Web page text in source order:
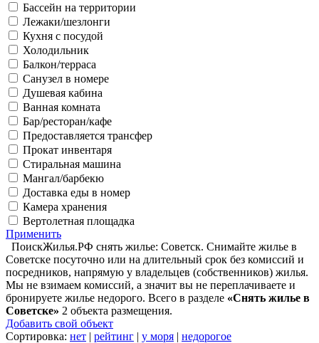
Бассейн на территории
Лежаки/шезлонги
Кухня с посудой
Холодильник
Балкон/терраса
Санузел в номере
Душевая кабина
Ванная комната
Бар/ресторан/кафе
Предоставляется трансфер
Прокат инвентаря
Стиральная машина
Мангал/барбекю
Доставка еды в номер
Камера хранения
Вертолетная площадка
Применить
ПоискЖилья.РФ снять жилье: Советск. Снимайте жилье в
Советске посуточно или на длительный срок без комиссий и
посредников, напрямую у владельцев (собственников) жилья.
Мы не взимаем комиссий, а значит вы не переплачиваете и
бронируете жилье недорого. Всего в разделе «Снять жилье в
Советске» 2 объекта размещения.
Добавить свой объект
Сортировка: нет | рейтинг | у моря | недорогое